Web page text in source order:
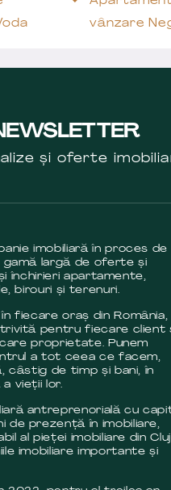
vânzare
și oferte
imobiliară în proces de
gamă largă de oferte și
închirieri apartamente,
birouri și terenuri.
fiecare oraș din România,
pentru fiecare client
proprietate. Punem
a tot ceea ce facem,
câstig de timp și bani, în
vieții lor.
antreprenorială cu
de prezență în imobiliare,
al pieței imobiliare din
imobiliare importante și